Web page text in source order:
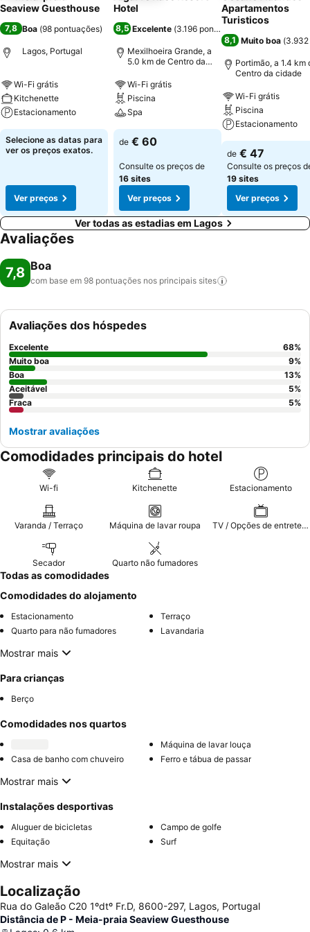
Seaview Guesthouse
7,8 Boa (98 pontuações)
Lagos, Portugal
Wi-Fi grátis
Kitchenette
Estacionamento
Selecione as datas para
ver os preços exatos.
Ver preços
Hotel
8,5 Excelente (3.196 pontuações
Mexilhoeira Grande, a
5.0 km de Centro da
Wi-Fi grátis
Piscina
Spa
de € 60
Consulte os preços de
16 sites
Ver preços
Apartamentos
Turisticos
8,1 Muito boa (3.932
Portimão, a 1.4 km
Centro da cidade
Wi-Fi grátis
Piscina
Estacionamento
de € 47
Consulte os preços
19 sites
Ver preços
Ver todas as estadias em Lagos
Avaliações
7,8 Boa
com base em 98 pontuações nos principais sites
Avaliações dos hóspedes
Excelente 68%
Muito boa
9%
Boa
13%
Aceitável
5%
Fraca
5%
Mostrar avaliações
Comodidades principais do hotel
Wi-fi Kitchenette Estacionamento
Varanda / Terraço Máquina de lavar roupa TV / Opções de entretenimento
Secador Quarto não fumadores
Todas as comodidades
Comodidades do alojamento
Estacionamento
Terraço
Quarto para não fumadores
Lavandaria
Mostrar mais
Para crianças
Berço
Comodidades nos quartos
Máquina de lavar louça
Casa de banho com chuveiro
Ferro e tábua de passar
Mostrar mais
Instalações desportivas
Aluguer de bicicletas
Campo de golfe
Equitação
Surf
Mostrar mais
Localização
Rua do Galeão C20 1ºdtº Fr.D, 8600-297, Lagos, Portugal
Distância de P - Meia-praia Seaview Guesthouse